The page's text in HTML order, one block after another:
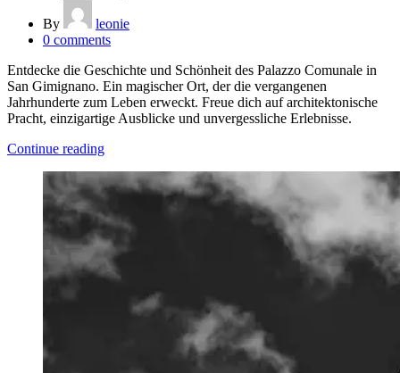
By
leonie
0 comments
Entdecke die Geschichte und Schönheit des Palazzo Comunale in
San Gimignano. Ein magischer Ort, der die vergangenen
Jahrhunderte zum Leben erweckt. Freue dich auf architektonische
Pracht, einzigartige Ausblicke und unvergessliche Erlebnisse.
Continue reading